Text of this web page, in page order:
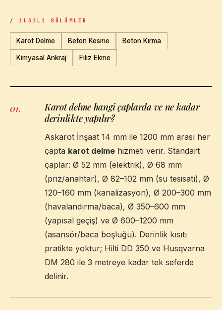
/ İLGILI BÖLÜMLER
Karot Delme Beton Kesme Beton Kırma
Kimyasal Ankraj Filiz Ekme
01.
Karot delme hangi çaplarda ve ne kadar
derinlikte yapılır?
Askarot İnşaat 14 mm ile 1200 mm arası her
çapta karot delme hizmeti verir. Standart
çaplar: Ø 52 mm (elektrik), Ø 68 mm
(priz/anahtar), Ø 82–102 mm (su tesisatı), Ø
120–160 mm (kanalizasyon), Ø 200–300 mm
(havalandırma/baca), Ø 350–600 mm
(yapısal geçiş) ve Ø 600–1200 mm
(asansör/baca boşluğu). Derinlik kısıtı
pratikte yoktur; Hilti DD 350 ve Husqvarna
DM 280 ile 3 metreye kadar tek seferde
delinir.